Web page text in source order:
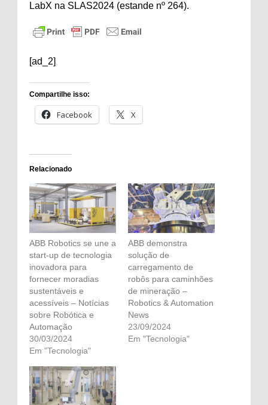
LabX na SLAS2024 (estande nº 264).
[ad_2]
Compartilhe isso:
Facebook X
Relacionado
ABB Robotics se une a
start-up de tecnologia
inovadora para
fornecer moradias
sustentáveis ​​e
acessíveis – Notícias
sobre Robótica e
Automação
30/03/2024
Em "Tecnologia"
ABB demonstra
solução de
carregamento de
robôs para caminhões
de mineração –
Robotics & Automation
News
23/09/2024
Em "Tecnologia"